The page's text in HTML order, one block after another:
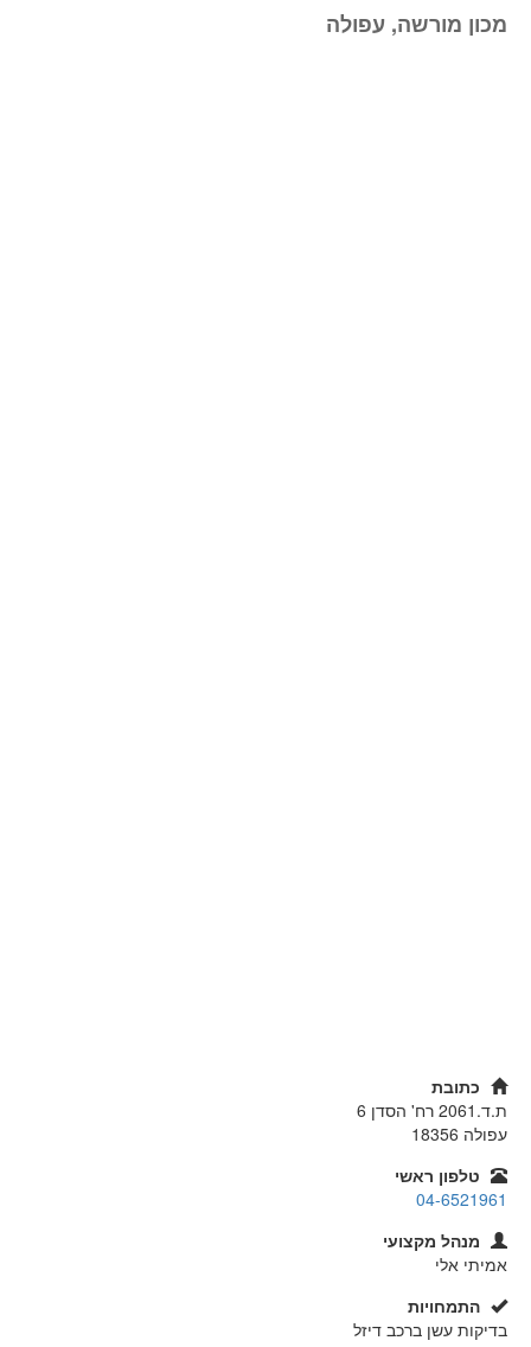
מכון מורשה, עפולה
כתובת
ת.ד.2061 רח' הסדן 6
עפולה 18356
טלפון ראשי
04-6521961
מנהל מקצועי
אמיתי אלי
התמחויות
בדיקות עשן ברכב דיזל